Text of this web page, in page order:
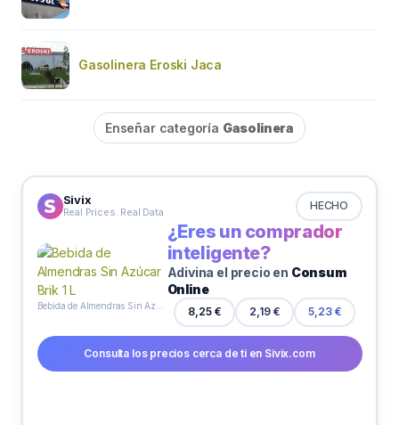
Gasolinera Eroski Jaca
Enseñar categoría Gasolinera
Sivix
Real Prices. Real Data HECHO
¿Eres un comprador
inteligente?
Adivina el precio en Consum
Online
8,25 € 2,19 € 5,23 €
Consulta los precios cerca de ti en Sivix.com